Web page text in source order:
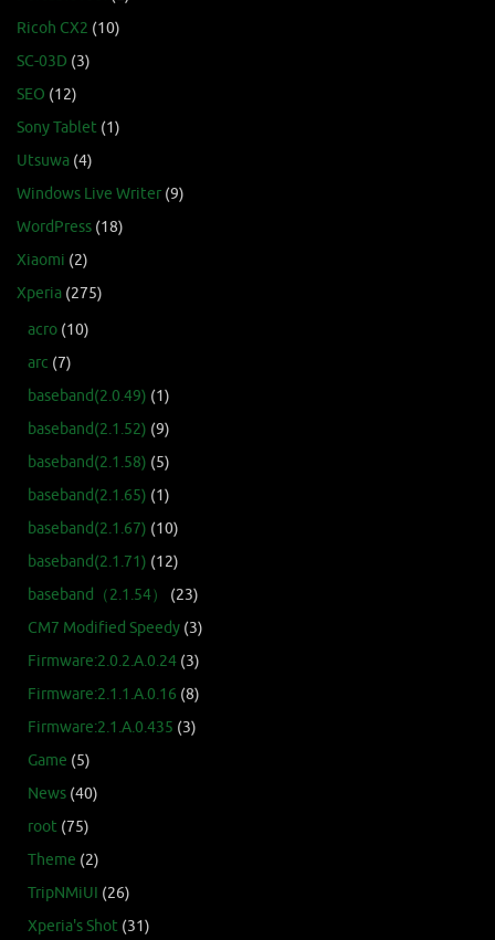
Ricoh CX2 (10)
SC-03D (3)
SEO (12)
Sony Tablet (1)
Utsuwa (4)
Windows Live Writer (9)
WordPress (18)
Xiaomi (2)
Xperia (275)
acro (10)
arc (7)
baseband(2.0.49) (1)
baseband(2.1.52) (9)
baseband(2.1.58) (5)
baseband(2.1.65) (1)
baseband(2.1.67) (10)
baseband(2.1.71) (12)
baseband（2.1.54）
(23)
CM7 Modified Speedy (3)
Firmware:2.0.2.A.0.24 (3)
Firmware:2.1.1.A.0.16 (8)
Firmware:2.1.A.0.435 (3)
Game (5)
News (40)
root (75)
Theme (2)
TripNMiUI (26)
Xperia's Shot (31)